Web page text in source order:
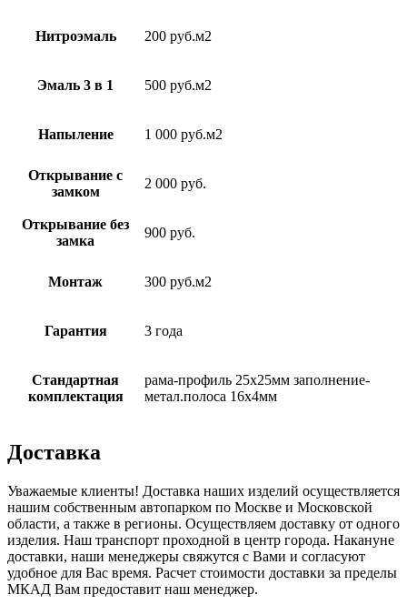
Нитроэмаль 200 руб.м2
Эмаль 3 в 1 500 руб.м2
Напыление 1 000 руб.м2
Открывание с
замком
2 000 руб.
Открывание без
замка
900 руб.
Монтаж 300 руб.м2
Гарантия 3 года
Стандартная
комплектация
рама-профиль 25х25мм заполнение-
метал.полоса 16х4мм
Доставка
Уважаемые клиенты! Доставка наших изделий осуществляется
нашим собственным автопарком по Москве и Московской
области, а также в регионы. Осуществляем доставку от одного
изделия. Наш транспорт проходной в центр города. Накануне
доставки, наши менеджеры свяжутся с Вами и согласуют
удобное для Вас время. Расчет стоимости доставки за пределы
МКАД Вам предоставит наш менеджер.